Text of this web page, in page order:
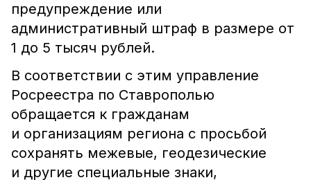
предупреждение или
административный штраф в размере от
1 до 5 тысяч рублей.
В соответствии с этим управление
Росреестра по Ставрополью
обращается к гражданам
и организациям региона с просьбой
сохранять межевые, геодезические
и другие специальные знаки,